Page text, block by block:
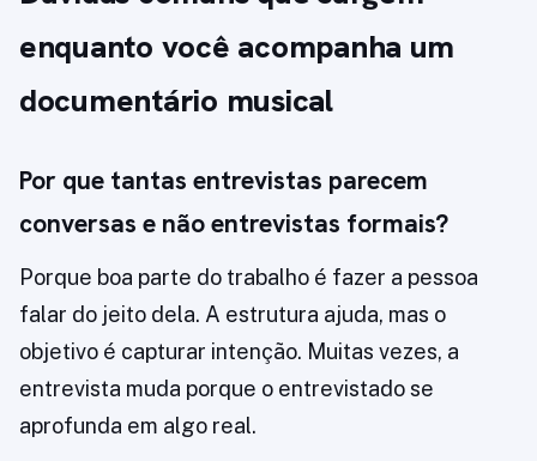
enquanto você acompanha um
documentário musical
Por que tantas entrevistas parecem
conversas e não entrevistas formais?
Porque boa parte do trabalho é fazer a pessoa
falar do jeito dela. A estrutura ajuda, mas o
objetivo é capturar intenção. Muitas vezes, a
entrevista muda porque o entrevistado se
aprofunda em algo real.